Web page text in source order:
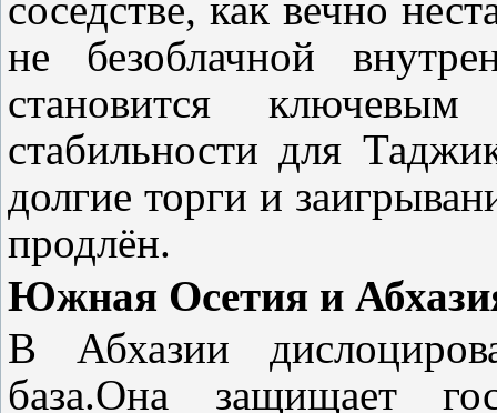
соседстве, как вечно
не безоблачной
становится
стабильности для
долгие торги и
продлён.
Южная Осетия и
В Абхазии
база.Она защищает